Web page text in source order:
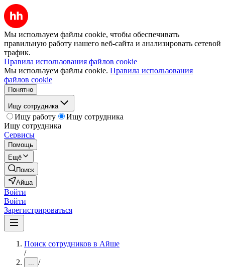
Мы используем файлы cookie, чтобы обеспечивать
правильную работу нашего веб-сайта и анализировать сетевой
трафик.
Правила использования файлов cookie
Мы используем файлы cookie. Правила использования
файлов cookie
Понятно
Ищу сотрудника
Ищу работу
Ищу сотрудника
Ищу сотрудника
Сервисы
Помощь
Ещё
Поиск
Айша
Войти
Войти
Зарегистрироваться
Поиск сотрудников в Айше
/
... /